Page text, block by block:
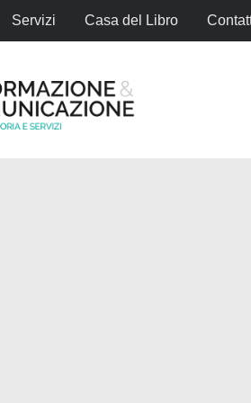
Servizi Casa del Libro